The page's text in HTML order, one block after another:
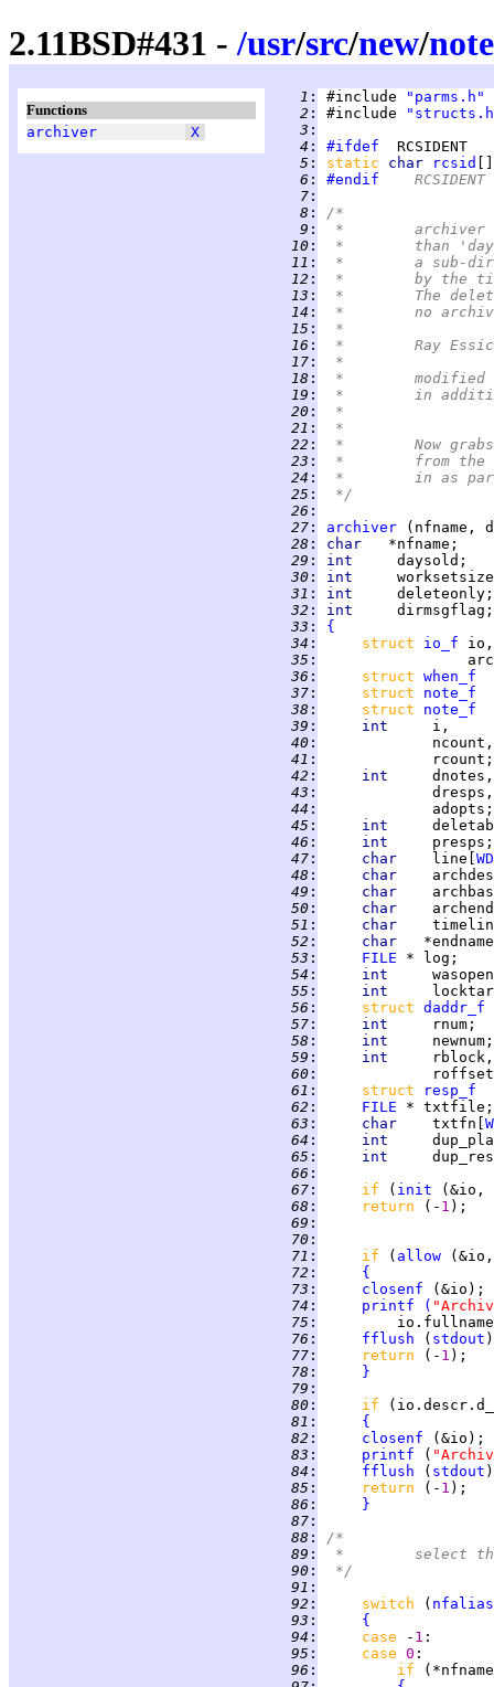
2.11BSD#431 -/usr/src/new/
Functions
archiver
X
   1
: #include
"parms.h"
   2
: #include
   3
:
   4
: #ifdef
   5
: static char rcsid
   6
: #endif
	RCSIDENT
   7
:
   8
:
/*
   9
:
*
  10
:
*	than
  11
:
*	a sub-
  12
:
*	by the
  13
:
*	The
  14
:
*	no
  15
:
*
  16
:
  17
:
*
  18
:
*
  19
:
*	in
  20
:
  21
:
*
  22
:
*	Now
  23
:
*	from
  24
:
*	in as
  25
:
*/
  26
:
  27
:
archiver
  28
: char
  29
: int
  30
:
int
  31
:
int
  32
:
int
  33
:
{
  34
: struct io_f
  35
:
  36
: struct when_f
  37
: struct note_f
  38
: struct note_f
  39
: int
  40
:
  41
:
  42
: int
  43
:
  44
:
  45
: int
  46
:
int
  47
: char line[
  48
: char
  49
: char
  50
: char
  51
: char
  52
:
char
  53
: FILE
  54
:
int
  55
: int
  56
: struct daddr_f
  57
: int
  58
: int
  59
:
int
  60
:
  61
: struct
resp_f
  62
: FILE *
  63
: char txtfn[
  64
: int
  65
: int
  66
:
  67
: if ( init (&io,
  68
: return (- 1
  69
:
  70
:
  71
: if ( allow
  72
:
{
  73
: closenf
  74
: printf (
  75
:
         io.fullname
  76
: fflush ( stdout
  77
: return (- 1
  78
:
}
  79
:
  80
: if
  81
:
{
  82
: closenf
  83
: printf (
  84
: fflush ( stdout
  85
: return (- 1
  86
:
}
  87
:
  88
:
/*
  89
:
*	select
  90
:
*/
  91
:
  92
: switch ( nfalias
  93
:
{
  94
: case - 1
  95
: case 0
  96
: if